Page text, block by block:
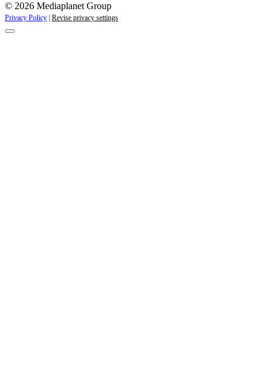
© 2026 Mediaplanet Group
Privacy Policy | Revise privacy settings